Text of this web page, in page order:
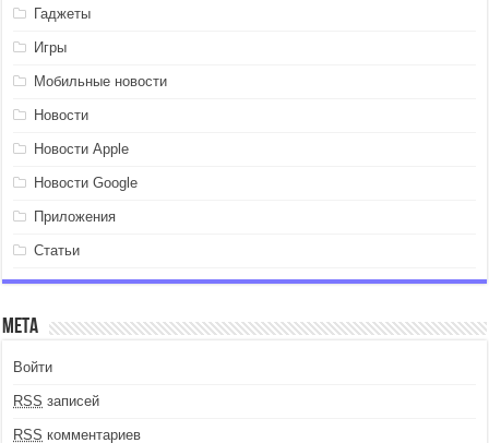
Гаджеты
Игры
Мобильные новости
Новости
Новости Apple
Новости Google
Приложения
Статьи
Мета
Войти
RSS записей
RSS комментариев